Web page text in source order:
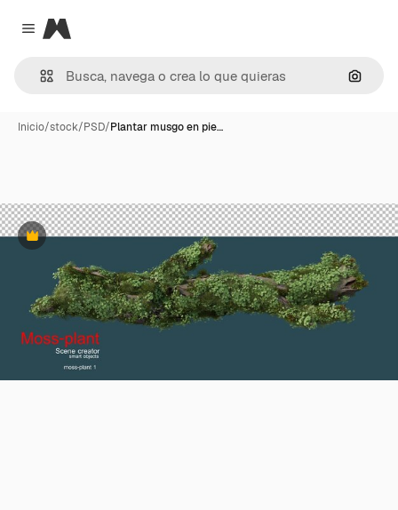
Close menu
Magnific
Inicio/stock/PSD/Plantar musgo en pie…
Premium